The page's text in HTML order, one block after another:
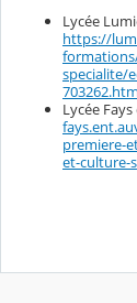
Lycée
https://
specialite/
Lycée
premiere-
et-culture-